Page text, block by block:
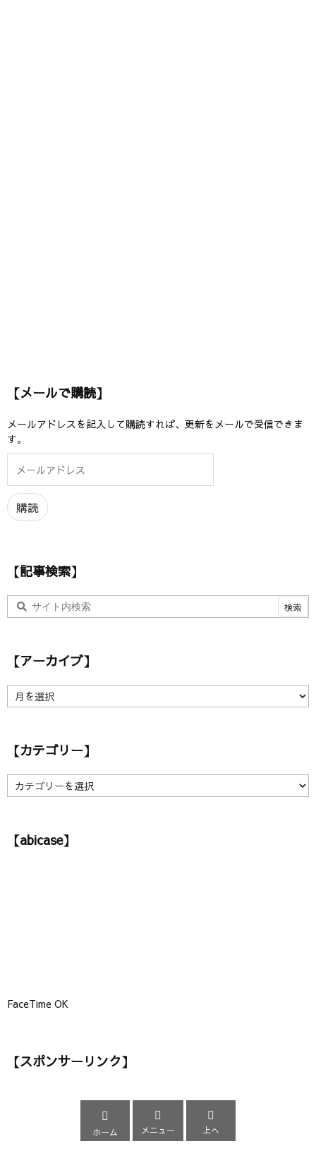
【メールで購読】
メールアドレスを記入して購読すれば、更新をメールで受信できま
す。
ル
ア
ド
購読
【記事検索】
【アーカイブ】
ア
イ【カテゴリー】
【
カ
リ【abicase】
FaceTime OK
【スポンサーリンク】

ホーム

メニュー

上へ